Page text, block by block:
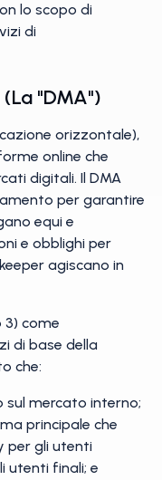
lo scopo di
di
(la "DMA")
orizzontale),
online che
digitali. Il DMA
per garantire
equi e
e obblighi per
agiscano in
come
di base della
che:
mercato interno;
principale che
per gli utenti
utenti finali; e